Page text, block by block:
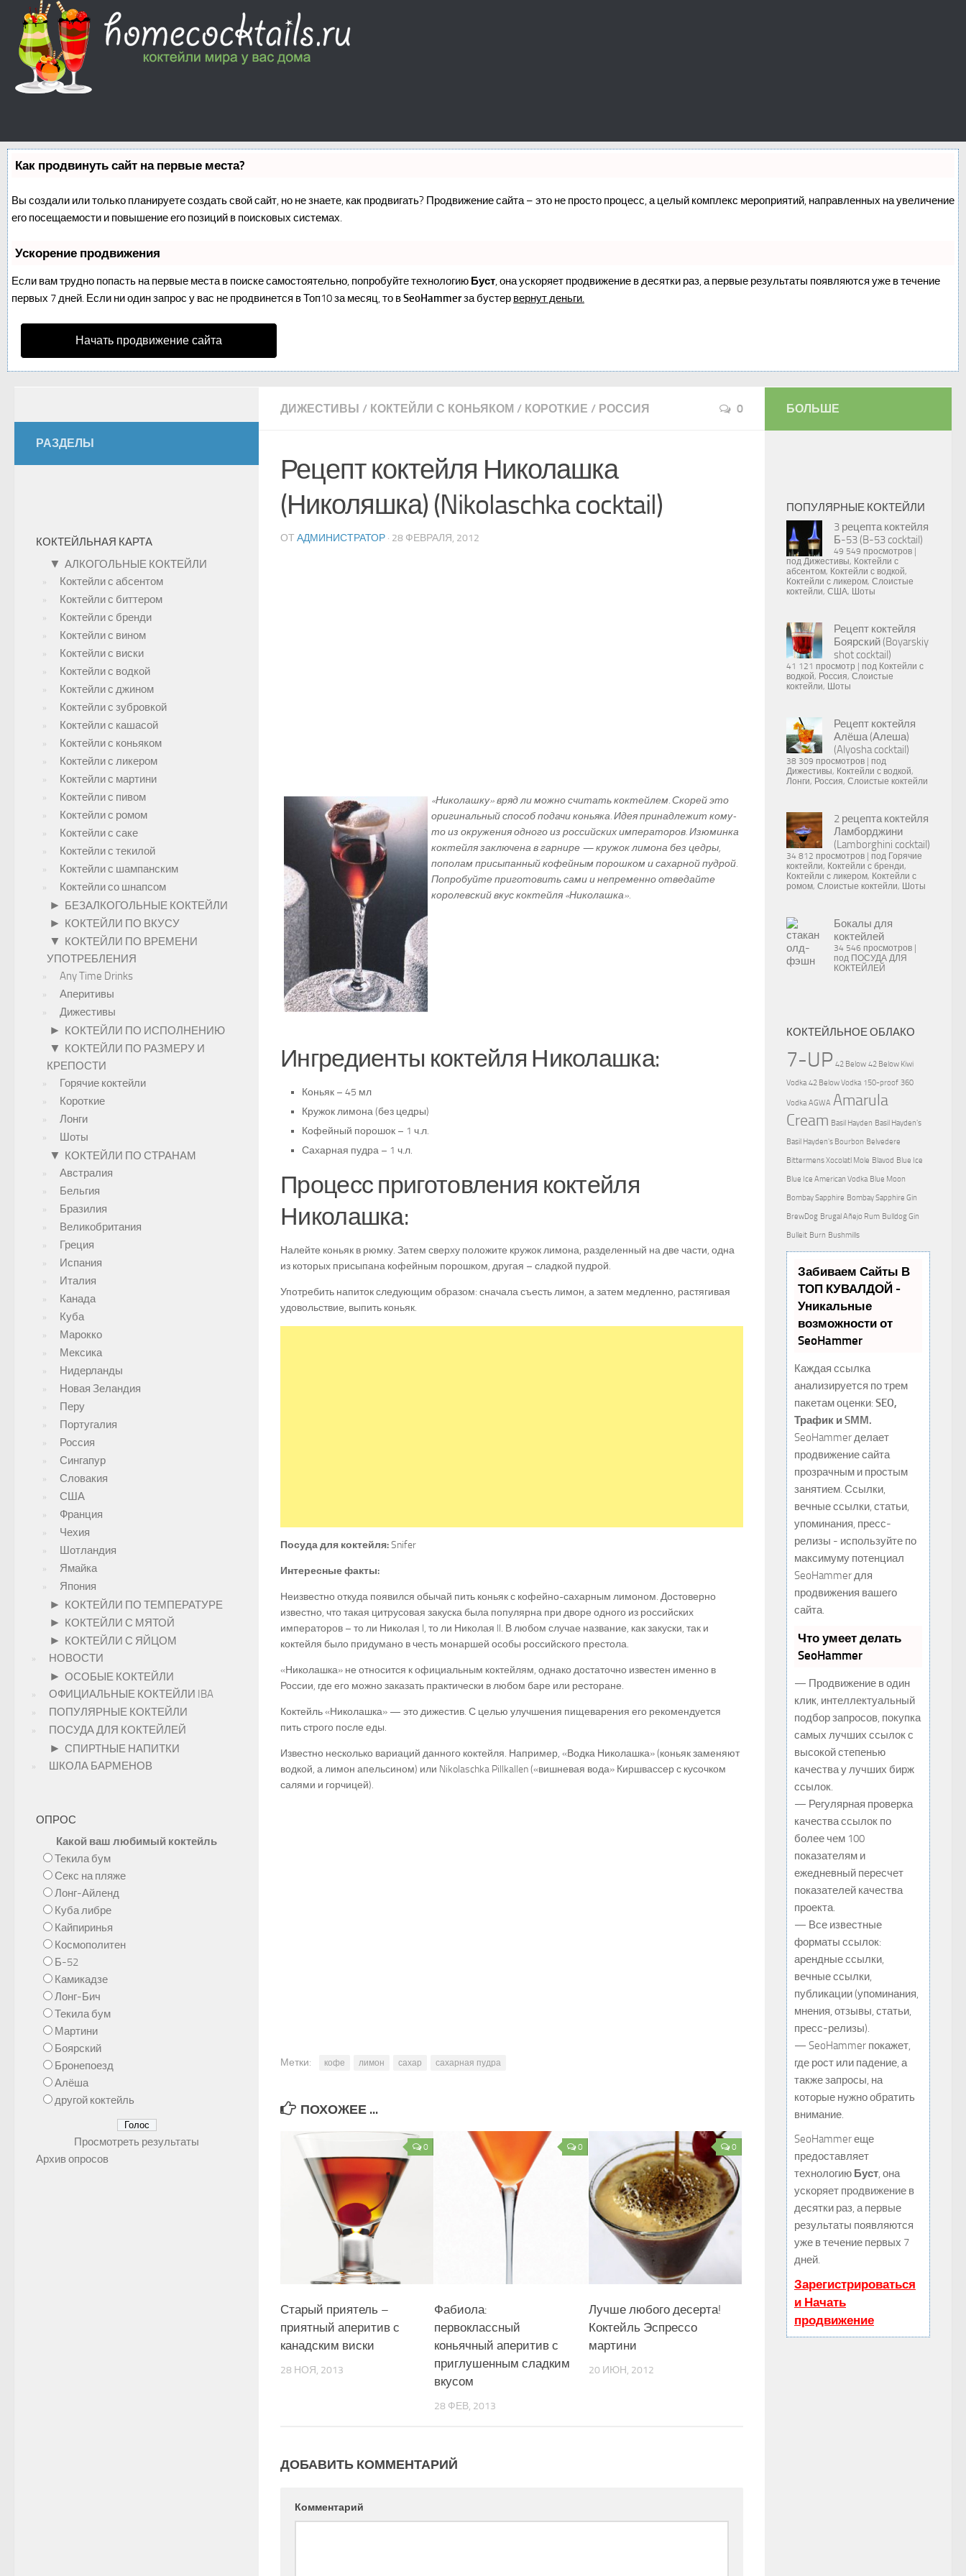
Как продвинуть сайт на первые места?
Вы создали или только планируете создать свой сайт, но не знаете, как продвигать? Продвижение сайта – это не просто процесс, а целый комплекс мероприятий, направленных на увеличение
его посещаемости и повышение его позиций в поисковых системах.
Ускорение продвижения
Если вам трудно попасть на первые места в поиске самостоятельно, попробуйте технологию Буст, она ускоряет продвижение в десятки раз, а первые результаты появляются уже в течение
первых 7 дней. Если ни один запрос у вас не продвинется в Топ10 за месяц, то вSeoHammerза бустер вернут деньги.
Начать продвижение сайта
ДИЖЕСТИВЫ / КОКТЕЙЛИ С КОНЬЯКОМ / КОРОТКИЕ / РОССИЯ 0
Рецепт коктейля Николашка
(Николяшка) (Nikolaschka cocktail)
ОТ АДМИНИСТРАТОР · 28 ФЕВРАЛЯ, 2012
«Николашку» вряд ли можно считать коктейлем. Скорей это
оригинальный способ подачи коньяка. Идея принадлежит кому-
то из окружения одного из российских императоров. Изюминка
коктейля заключена в гарнире — кружок лимона без цедры,
пополам присыпанный кофейным порошком и сахарной пудрой.
Попробуйте приготовить сами и непременно отведайте
королевский вкус коктейля «Николашка».
Ингредиенты коктейля Николашка:
Коньяк – 45 мл
Кружок лимона (без цедры)
Кофейный порошок – 1 ч.л.
Сахарная пудра – 1 ч.л.
Процесс приготовления коктейля
Николашка:
Налейте коньяк в рюмку. Затем сверху положите кружок лимона, разделенный на две части, одна
из которых присыпана кофейным порошком, другая – сладкой пудрой.
Употребить напиток следующим образом: сначала съесть лимон, а затем медленно, растягивая
удовольствие, выпить коньяк.
Посуда для коктейля:Snifer
Интересные факты:
Неизвестно откуда появился обычай пить коньяк с кофейно-сахарным лимоном. Достоверно
известно, что такая цитрусовая закуска была популярна при дворе одного из российских
императоров – то ли Николая I, то ли Николая ll. В любом случае название, как закуски, так и
коктейля было придумано в честь монаршей особы российского престола.
«Николашка» не относится к официальным коктейлям, однако достаточно известен именно в
России, где его можно заказать практически в любом баре или ресторане.
Коктейль «Николашка» — это дижестив. С целью улучшения пищеварения его рекомендуется
пить строго после еды.
Известно несколько вариаций данного коктейля. Например, «Водка Николашка» (коньяк заменяют
водкой, а лимон апельсином) или Nikolaschka Pillkallen («вишневая вода» Киршвассер с кусочком
салями и горчицей).
Метки: кофе лимон сахар сахарная пудра
ПОХОЖЕЕ ...
0
Старый приятель –
приятный аперитив с
канадским виски
28 НОЯ, 2013
0
Фабиола:
первоклассный
коньячный аперитив с
приглушенным сладким
вкусом
28 ФЕВ, 2013
0
Лучше любого десерта!
Коктейль Эспрессо
мартини
20 ИЮН, 2012
ДОБАВИТЬ КОММЕНТАРИЙ
Комментарий
РАЗДЕЛЫ
КОКТЕЙЛЬНАЯ КАРТА
▼ АЛКОГОЛЬНЫЕ КОКТЕЙЛИ
Коктейли с абсентом
Коктейли с биттером
Коктейли с бренди
Коктейли с вином
Коктейли с виски
Коктейли с водкой
Коктейли с джином
Коктейли с зубровкой
Коктейли с кашасой
Коктейли с коньяком
Коктейли с ликером
Коктейли с мартини
Коктейли с пивом
Коктейли с ромом
Коктейли с саке
Коктейли с текилой
Коктейли с шампанским
Коктейли со шнапсом
► БЕЗАЛКОГОЛЬНЫЕ КОКТЕЙЛИ
► КОКТЕЙЛИ ПО ВКУСУ
▼ КОКТЕЙЛИ ПО ВРЕМЕНИ
УПОТРЕБЛЕНИЯ
Any Time Drinks
Аперитивы
Дижестивы
► КОКТЕЙЛИ ПО ИСПОЛНЕНИЮ
▼ КОКТЕЙЛИ ПО РАЗМЕРУ И
КРЕПОСТИ
Горячие коктейли
Короткие
Лонги
Шоты
▼ КОКТЕЙЛИ ПО СТРАНАМ
Австралия
Бельгия
Бразилия
Великобритания
Греция
Испания
Италия
Канада
Куба
Марокко
Мексика
Нидерланды
Новая Зеландия
Перу
Португалия
Россия
Сингапур
Словакия
США
Франция
Чехия
Шотландия
Ямайка
Япония
► КОКТЕЙЛИ ПО ТЕМПЕРАТУРЕ
► КОКТЕЙЛИ С МЯТОЙ
► КОКТЕЙЛИ С ЯЙЦОМ
НОВОСТИ
► ОСОБЫЕ КОКТЕЙЛИ
ОФИЦИАЛЬНЫЕ КОКТЕЙЛИ IBA
ПОПУЛЯРНЫЕ КОКТЕЙЛИ
ПОСУДА ДЛЯ КОКТЕЙЛЕЙ
► СПИРТНЫЕ НАПИТКИ
ШКОЛА БАРМЕНОВ
ОПРОС
Какой ваш любимый коктейль
Текила бум
Секс на пляже
Лонг-Айленд
Куба либре
Кайпиринья
Космополитен
Б-52
Камикадзе
Лонг-Бич
Текила бум
Мартини
Боярский
Бронепоезд
Алёша
другой коктейль
Просмотреть результаты
Архив опросов
БОЛЬШЕ
ПОПУЛЯРНЫЕ КОКТЕЙЛИ
3 рецепта коктейля
Б-53 (B-53 cocktail)
49 549 просмотров
под Дижестивы, Коктейли с
абсентом, Коктейли с водкой,
Коктейли с ликером, Слоистые
коктейли, США, Шоты
Рецепт коктейля
Боярский (Boyarskiy
shot cocktail)
41 121 просмотр под Коктейли с
водкой, Россия, Слоистые
коктейли, Шоты
Рецепт коктейля
Алёша (Алеша)
(Alyosha cocktail)
38 309 просмотров
под
Дижестивы, Коктейли с водкой,
Лонги, Россия, Слоистые коктейли
2 рецепта коктейля
Ламборджини
(Lamborghini cocktail)
34 812 просмотров под Горячие
коктейли, Коктейли с бренди,
Коктейли с ликером, Коктейли с
ромом, Слоистые коктейли, Шоты
Бокалы для
коктейлей
34 546 просмотров
под ПОСУДА ДЛЯ
КОКТЕЙЛЕЙ
КОКТЕЙЛЬНОЕ ОБЛАКО
7-UP 42 Below 42 Below Kiwi
Vodka 42 Below Vodka 150-proof 360
Vodka AGWA Amarula
Cream Basil Hayden Basil Hayden's
Basil Hayden's Bourbon Belvedere
Bittermens Xocolatl Mole Blavod Blue Ice
Blue Ice American Vodka Blue Moon
Bombay Sapphire Bombay Sapphire Gin
BrewDog Brugal Añejo Rum Bulldog Gin
Bulleit Burn Bushmills
Забиваем Сайты В
ТОП КУВАЛДОЙ -
Уникальные
возможности от
SeoHammer
Каждая ссылка
анализируется по трем
пакетам оценки: SEO,
Трафик и SMM.
SeoHammer делает
продвижение сайта
прозрачным и простым
занятием. Ссылки,
вечные ссылки, статьи,
упоминания, пресс-
релизы - используйте по
максимуму потенциал
SeoHammer для
продвижения вашего
сайта.
Что умеет делать
SeoHammer
— Продвижение в один
клик, интеллектуальный
подбор запросов, покупка
самых лучших ссылок с
высокой степенью
качества у лучших бирж
ссылок.
— Регулярная проверка
качества ссылок по
более чем 100
показателям и
ежедневный пересчет
показателей качества
проекта.
— Все известные
форматы ссылок:
арендные ссылки,
вечные ссылки,
публикации (упоминания,
мнения, отзывы, статьи,
пресс-релизы).
— SeoHammer покажет,
где рост или падение, а
также запросы, на
которые нужно обратить
внимание.
SeoHammer еще
предоставляет
технологию Буст, она
ускоряет продвижение в
десятки раз, а первые
результаты появляются
уже в течение первых 7
дней.
Зарегистрироваться
и Начать
продвижение